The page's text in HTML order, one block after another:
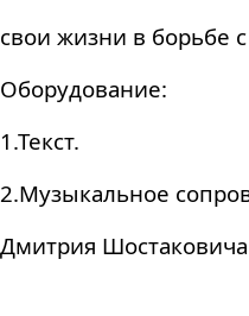
свои жизни в борьбе
Оборудование:
1.Текст.
2.Музыкальное
Дмитрия